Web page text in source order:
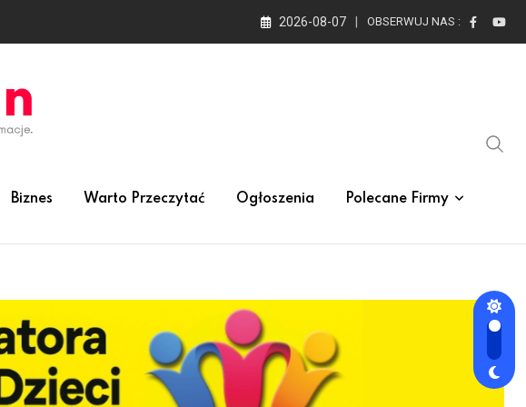
2026-08-07 OBSERWUJ NAS :
Biznes Warto Przeczytać Ogłoszenia Polecane Firmy